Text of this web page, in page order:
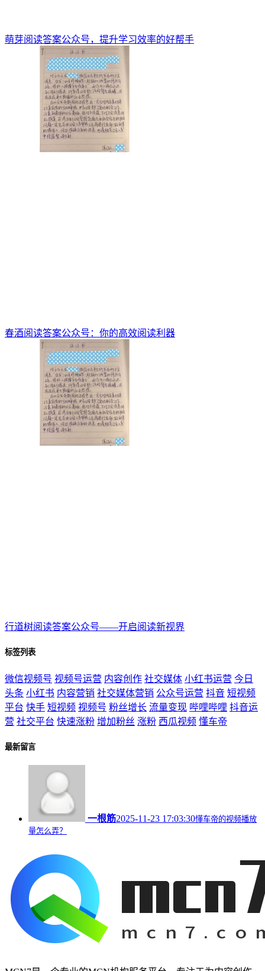
萌芽阅读答案公众号，提升学习效率的好帮手
春酒阅读答案公众号：你的高效阅读利器
行道树阅读答案公众号——开启阅读新视界
标签列表
微信视频号 视频号运营 内容创作 社交媒体 小红书运营 今日
头条 小红书 内容营销 社交媒体营销 公众号运营 抖音 短视频
平台 快手 短视频 视频号 粉丝增长 流量变现 哔哩哔哩 抖音运
营 社交平台 快速涨粉 增加粉丝 涨粉 西瓜视频 懂车帝
最新留言
一根筋2025-11-23 17:03:30懂车帝的视频播放
量怎么弄？